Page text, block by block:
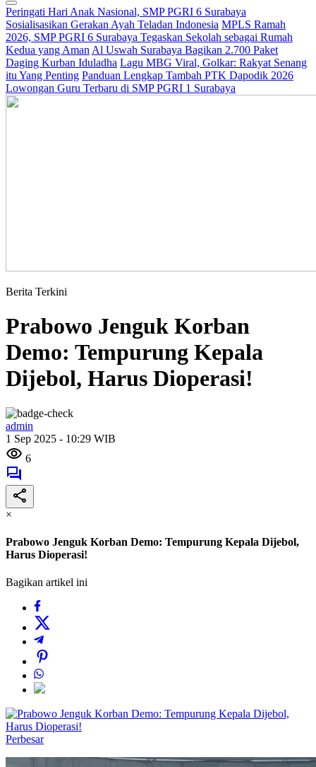
Peringati Hari Anak Nasional, SMP PGRI 6 Surabaya
Sosialisasikan Gerakan Ayah Teladan Indonesia MPLS Ramah
2026, SMP PGRI 6 Surabaya Tegaskan Sekolah sebagai Rumah
Kedua yang Aman Al Uswah Surabaya Bagikan 2.700 Paket
Daging Kurban Iduladha Lagu MBG Viral, Golkar: Rakyat Senang
itu Yang Penting Panduan Lengkap Tambah PTK Dapodik 2026
Lowongan Guru Terbaru di SMP PGRI 1 Surabaya
Berita Terkini
Prabowo Jenguk Korban
Demo: Tempurung Kepala
Dijebol, Harus Dioperasi!
admin
1 Sep 2025 - 10:29 WIB
6
×
Prabowo Jenguk Korban Demo: Tempurung Kepala Dijebol,
Harus Dioperasi!
Bagikan artikel ini
Perbesar